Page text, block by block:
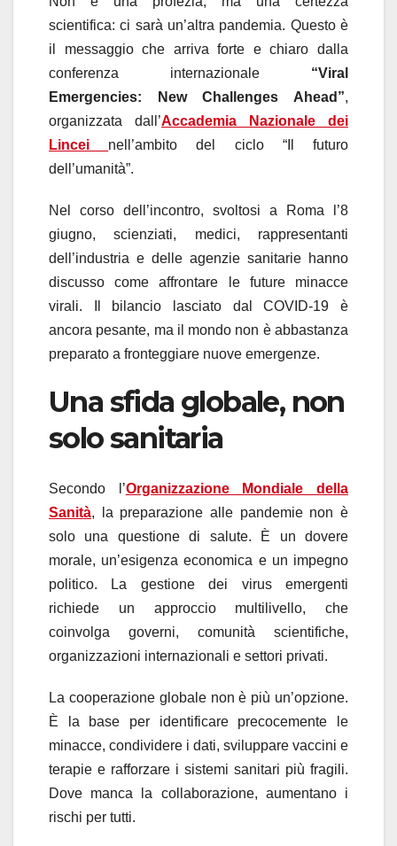
scientifica: ci sarà un’altra pandemia. Questo è
il messaggio che arriva forte e chiaro dalla
conferenza internazionale “Viral
Emergencies: New Challenges Ahead”,
organizzata dall’Accademia Nazionale dei
Lincei
nell’ambito del ciclo “Il futuro
dell’umanità”.
Nel corso dell’incontro, svoltosi a Roma l’8
giugno, scienziati, medici, rappresentanti
dell’industria e delle agenzie sanitarie hanno
discusso come affrontare le future minacce
virali. Il bilancio lasciato dal COVID-19 è
ancora pesante, ma il mondo non è abbastanza
preparato a fronteggiare nuove emergenze.
Una sfida globale, non
solo sanitaria
Secondo l’Organizzazione Mondiale della
Sanità, la preparazione alle pandemie non è
solo una questione di salute. È un dovere
morale, un’esigenza economica e un impegno
politico. La gestione dei virus emergenti
richiede un approccio multilivello, che
coinvolga governi, comunità scientifiche,
organizzazioni internazionali e settori privati.
La cooperazione globale non è più un’opzione.
È la base per identificare precocemente le
minacce, condividere i dati, sviluppare vaccini e
terapie e rafforzare i sistemi sanitari più fragili.
Dove manca la collaborazione, aumentano i
rischi per tutti.